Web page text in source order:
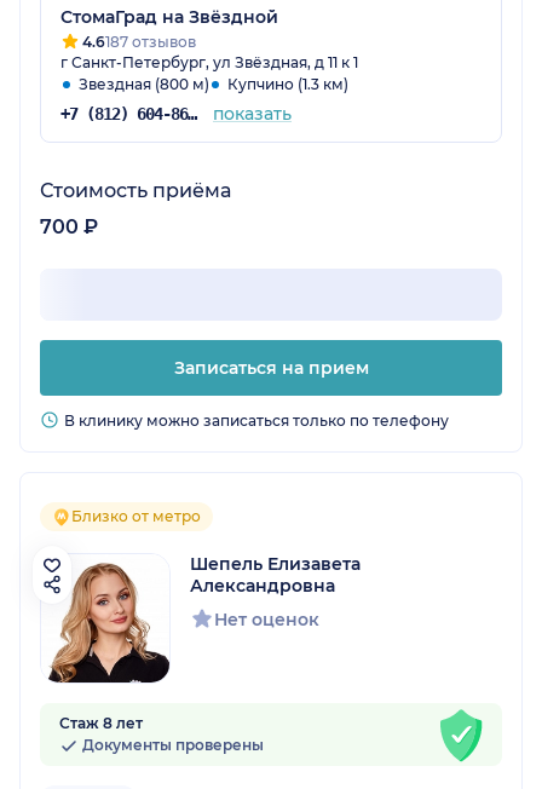
СтомаГрад на Звёздной
4.6187 отзывов
г Санкт-Петербург, ул Звёздная, д 11 к 1
Звездная (800 м)
Купчино (1.3 км)
+7 (812) 604-86-05 показать
Стоимость приёма
700 ₽
Записаться на прием
В клинику можно записаться только по телефону
Близко от метро
Шепель Елизавета
Александровна
Нет оценок
Стаж 8 лет
Документы проверены